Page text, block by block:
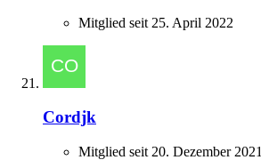
Mitglied seit 25. April 2022
Cordjk
Mitglied seit 20. Dezember 2021